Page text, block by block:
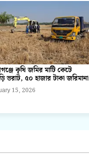
কৃষি জমির মাটি কেটে
ভরাট, ৫০ হাজার টাকা জরিমানা
15, 2026